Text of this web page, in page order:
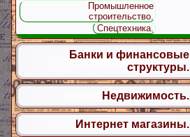
Промышленное
строительство.
Спецтехника.
Банки и финансовые
структуры.
Недвижимость.
Интернет магазины.